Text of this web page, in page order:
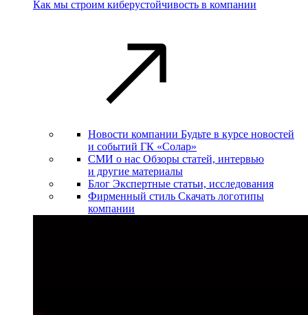
Как мы строим киберустойчивость в компании
Новости компании Будьте в курсе новостей
и событий ГК «Солар»
СМИ о нас Обзоры статей, интервью
и другие материалы
Блог Экспертные статьи, исследования
Фирменный стиль Скачать логотипы
компании